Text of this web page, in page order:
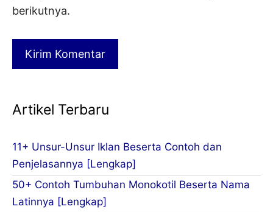
berikutnya.
Artikel Terbaru
11+ Unsur-Unsur Iklan Beserta Contoh dan
Penjelasannya [Lengkap]
50+ Contoh Tumbuhan Monokotil Beserta Nama
Latinnya [Lengkap]